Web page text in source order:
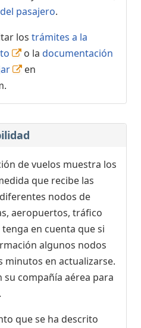
pasajero.
los trámites a la
o la documentación
en
de vuelos muestra los
que recibe las
nodos de
aeropuertos, tráfico
en cuenta que si
algunos nodos
en actualizarse.
su compañía aérea para
que se ha descrito